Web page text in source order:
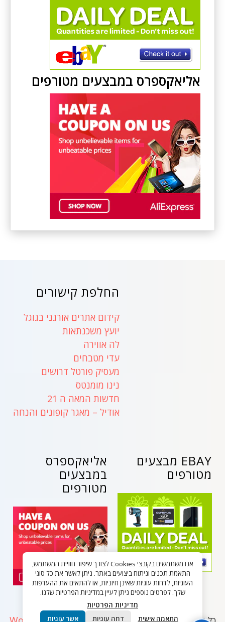
אליאקספרס במבצעים מטורפים
החלפת קישורים
קידום אתרים אורגני בגוגל
יועץ משכנתאות
לה אווירה
עדי מטבחים
מעסיק פורטל דרושים
נינו מומנטס
חדשות המאה ה 21
אודיל – מאגר קופונים והנחה
אליאקספרס
במבצעים
מטורפים
EBAY מבצעים
מטורפים
אנו משתמשים בקובצי Cookies לצורך שיפור חוויית המשתמש,
התאמת תכנים וניתוח ביצועים באתר. ניתן לאשר את כל סוגי
העוגיות, לדחות עוגיות שאינן חיוניות, או להתאים את ההעדפות
שלך. לפרטים נוספים ניתן לעיין במדיניות הפרטיות שלנו.
מדיניות הפרטיות
התאמה אישית דחה עוגיות אשר עוגיות